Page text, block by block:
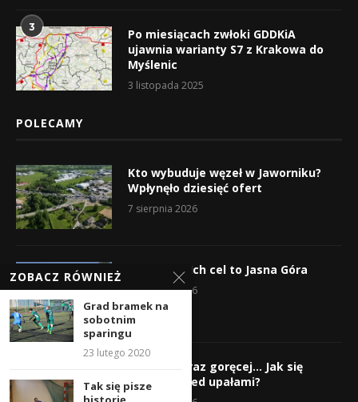
3
Po miesiącach zwłoki GDDKiA
ujawnia warianty S7 z Krakowa do
Myślenic
3 listopada 2025
POLECAMY
Kto wybuduje węzeł w Jaworniku?
Wpłynęło dziesięć ofert
7 sierpnia 2026
Wyruszyli! Ich cel to Jasna Góra
5 sierpnia 2026
Gorąco, coraz goręcej… Jak się
chronić przed upałami?
ZOBACZ RÓWNIEŻ
Grad bramek na
sobotnim
sparingu
23 lutego 2020
Tak się pisze